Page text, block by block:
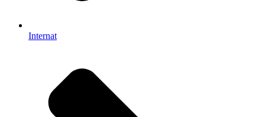
Internat